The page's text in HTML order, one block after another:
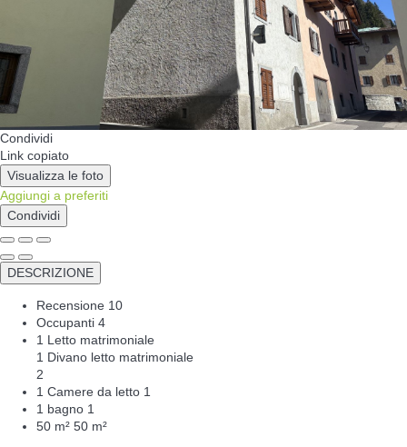
Condividi
Link copiato
Visualizza le foto
Aggiungi a preferiti
Condividi
DESCRIZIONE
Recensione 10
Occupanti 4
1 Letto matrimoniale
1 Divano letto matrimoniale
2
1 Camere da letto 1
1 bagno 1
50 m² 50 m²